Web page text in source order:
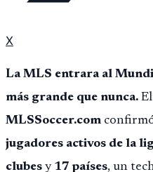
X
La MLS entrara al
más grande que nunca.
MLSSoccer.com
jugadores activos de la
clubes y 17 países, un